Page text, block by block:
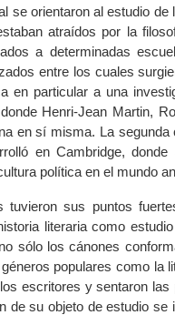
se orientaron al estudio
atraídos por la
a determinadas
entre los cuales
en particular a una
Henri-Jean Martin,
en sí misma. La
en Cambridge,
política en el mundo
tuvieron sus puntos
literaria como
sólo los cánones
populares como la
escritores y sentaron
de su objeto de estudio